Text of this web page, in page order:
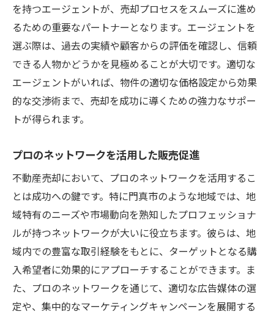
を持つエージェントが、売却プロセスをスムーズに進め
るための重要なパートナーとなります。エージェントを
選ぶ際は、過去の実績や顧客からの評価を確認し、信頼
できる人物かどうかを見極めることが大切です。適切な
エージェントがいれば、物件の適切な価格設定から効果
的な交渉術まで、売却を成功に導くための強力なサポー
トが得られます。
プロのネットワークを活用した販売促進
不動産売却において、プロのネットワークを活用するこ
とは成功への鍵です。特に門真市のような地域では、地
域特有のニーズや市場動向を熟知したプロフェッショナ
ルが持つネットワークが大いに役立ちます。彼らは、地
域内での豊富な取引経験をもとに、ターゲットとなる購
入希望者に効果的にアプローチすることができます。ま
た、プロのネットワークを通じて、適切な広告媒体の選
定や、集中的なマーケティングキャンペーンを展開する